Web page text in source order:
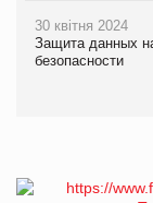
30 квітня 2024
Защита данных
безопасности